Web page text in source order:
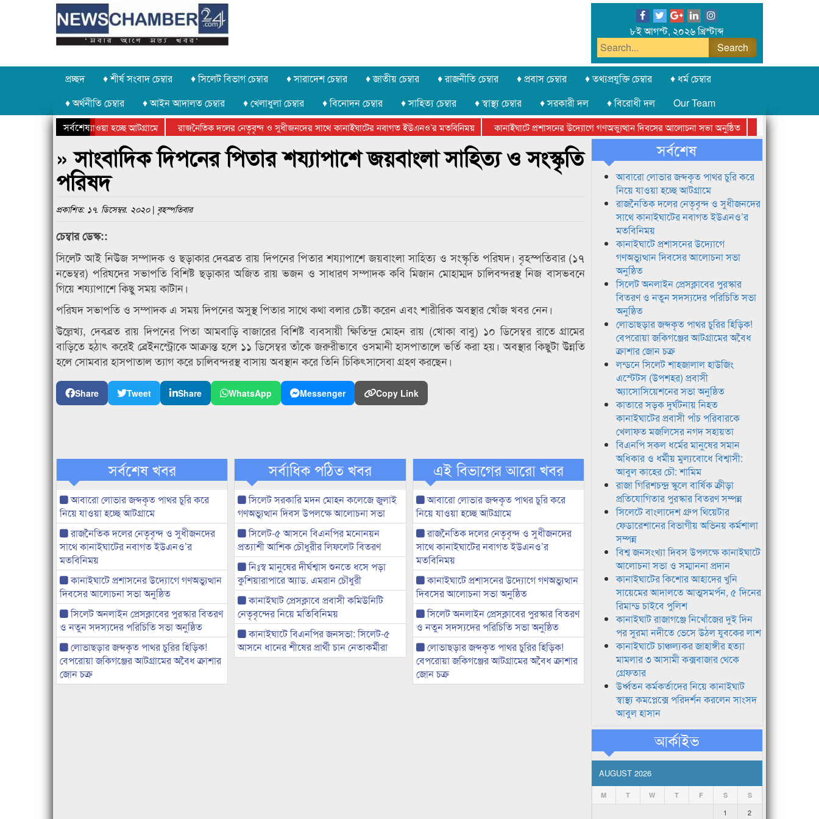
৮ই আগস্ট, ২০২৬ খ্রিস্টাব্দ
প্রচ্ছদ ♦ শীর্ষ সংবাদ চেম্বার ♦ সিলেট বিভাগ চেম্বার ♦ সারাদেশ চেম্বার ♦ জাতীয় চেম্বার ♦ রাজনীতি চেম্বার ♦ প্রবাস চেম্বার ♦ তথ্যপ্রযুক্তি চেম্বার
♦ ধর্ম চেম্বার
♦ অর্থনীতি চেম্বার
♦ আইন আদালত চেম্বার ♦ খেলাধুলা চেম্বার ♦ বিনোদন চেম্বার ♦ সাহিত্য চেম্বার ♦ স্বাস্থ্য চেম্বার ♦ সরকারী দল ♦ বিরোধী দল
Our Team
সর্বশেষ
চুরি করে নিয়ে যাওয়া হচ্ছে আটগ্রামে রাজনৈতিক দলের নেতৃবৃন্দ ও সুধীজনদের সাথে কানাইঘাটের নবাগত ইউএনও’র মতবিনিময় কানাইঘাটে প্রশাসনের উদ্যোগে গণঅভ্যুত্থান দিবসের আলোচনা সভা অনুষ্ঠিত
সিলেট অনলাইন
ক্রীড়া প্রতিযোগিতার পুরস্কার বিতরণ সম্পন্ন
সিলেটে বাংলাদেশ গ্রুপ থিয়েটার ফেডারেশানের বিভাগীয় অভিনয় কর্মশালা সম্পন্ন
» সাংবাদিক দিপনের পিতার শয্যাপাশে জয়বাংলা সাহিত্য ও সংস্কৃতি
পরিষদ
প্রকাশিত: ১৭. ডিসেম্বর. ২০২০ | বৃহস্পতিবার
চেম্বার ডেস্ক::
সিলেট আই নিউজ সম্পাদক ও ছড়াকার দেবব্রত রায় দিপনের পিতার শয্যাপাশে জয়বাংলা সাহিত্য ও সংস্কৃতি পরিষদ। বৃহস্পতিবার (১৭
নভেম্বর) পরিষদের সভাপতি বিশিষ্ট ছড়াকার অজিত রায় ভজন ও সাধারণ সম্পাদক কবি মিজান মোহাম্মদ চালিবন্দরস্থ নিজ বাসভবনে
গিয়ে শয্যাপাশে কিছু সময় কাটান।
পরিষদ সভাপতি ও সম্পাদক এ সময় দিপনের অসুস্থ পিতার সাথে কথা বলার চেষ্টা করেন এবং শারীরিক অবস্থার খোঁজ খবর নেন।
উল্লেখ্য, দেবব্রত রায় দিপনের পিতা আমবাড়ি বাজারের বিশিষ্ট ব্যবসায়ী ক্ষিতিন্দ্র মোহন রায় (খোকা বাবু) ১০ ডিসেম্বর রাতে গ্রামের
বাড়িতে হঠাৎ করেই ব্রেইনস্ট্রোকে আক্রান্ত হলে ১১ ডিসেম্বর তাঁকে জরুরীভাবে ওসমানী হাসপাতালে ভর্তি করা হয়। অবস্থার কিছুটা উন্নতি
হলে সোমবার হাসপাতাল ত্যাগ করে চালিবন্দরস্থ বাসায় অবস্থান করে তিনি চিকিৎসাসেবা গ্রহণ করছেন।
Share Tweet Share WhatsApp Messenger Copy Link
সর্বশেষ খবর
আবারো লোভার জব্দকৃত পাথর চুরি করে
নিয়ে যাওয়া হচ্ছে আটগ্রামে
রাজনৈতিক দলের নেতৃবৃন্দ ও সুধীজনদের
সাথে কানাইঘাটের নবাগত ইউএনও’র
মতবিনিময়
কানাইঘাটে প্রশাসনের উদ্যোগে গণঅভ্যুত্থান
দিবসের আলোচনা সভা অনুষ্ঠিত
সিলেট অনলাইন প্রেসক্লাবের পুরস্কার বিতরণ
ও নতুন সদস্যদের পরিচিতি সভা অনুষ্ঠিত
লোভাছড়ার জব্দকৃত পাথর চুরির হিড়িক!
বেপরোয়া জকিগঞ্জের আটগ্রামের অবৈধ ক্রাশার
জোন চক্র
সর্বাধিক পঠিত খবর
সিলেট সরকারি মদন মোহন কলেজে জুলাই
গণঅভ্যুত্থান দিবস উপলক্ষে আলোচনা সভা
সিলেট-৫ আসনে বিএনপির মনোনয়ন
প্রত্যাশী আশিক চৌধুরীর লিফলেট বিতরণ
নিঃস্ব মানুষের দীর্ঘশ্বাস শুনতে ধসে পড়া
কুশিয়ারাপারে অ্যাড. এমরান চৌধুরী
কানাইঘাট প্রেসক্লাবে প্রবাসী কমিউনিটি
নেতৃবৃন্দের নিয়ে মতিবিনিময়
কানাইঘাটে বিএনপির জনসভা: সিলেট-৫
আসনে ধানের শীষের প্রার্থী চান নেতাকর্মীরা
এই বিভাগের আরো খবর
আবারো লোভার জব্দকৃত পাথর চুরি করে
নিয়ে যাওয়া হচ্ছে আটগ্রামে
রাজনৈতিক দলের নেতৃবৃন্দ ও সুধীজনদের
সাথে কানাইঘাটের নবাগত ইউএনও’র
মতবিনিময়
কানাইঘাটে প্রশাসনের উদ্যোগে গণঅভ্যুত্থান
দিবসের আলোচনা সভা অনুষ্ঠিত
সিলেট অনলাইন প্রেসক্লাবের পুরস্কার বিতরণ
ও নতুন সদস্যদের পরিচিতি সভা অনুষ্ঠিত
লোভাছড়ার জব্দকৃত পাথর চুরির হিড়িক!
বেপরোয়া জকিগঞ্জের আটগ্রামের অবৈধ ক্রাশার
জোন চক্র
সর্বশেষ
আবারো লোভার জব্দকৃত পাথর চুরি করে
নিয়ে যাওয়া হচ্ছে আটগ্রামে
রাজনৈতিক দলের নেতৃবৃন্দ ও সুধীজনদের
সাথে কানাইঘাটের নবাগত ইউএনও’র
মতবিনিময়
কানাইঘাটে প্রশাসনের উদ্যোগে
গণঅভ্যুত্থান দিবসের আলোচনা সভা
অনুষ্ঠিত
সিলেট অনলাইন প্রেসক্লাবের পুরস্কার
বিতরণ ও নতুন সদস্যদের পরিচিতি সভা
অনুষ্ঠিত
লোভাছড়ার জব্দকৃত পাথর চুরির হিড়িক!
বেপরোয়া জকিগঞ্জের আটগ্রামের অবৈধ
ক্রাশার জোন চক্র
লন্ডনে সিলেট শাহজালাল হাউজিং
এস্টেটস (উপশহর) প্রবাসী
অ্যাসোসিয়েশনের সভা অনুষ্ঠিত
কাতারে সড়ক দুর্ঘটনায় নিহত
কানাইঘাটের প্রবাসী পাঁচ পরিবারকে
খেলাফত মজলিসের নগদ সহায়তা
বিএনপি সকল ধর্মের মানুষের সমান
অধিকার ও ধর্মীয় মুল্যবোধে বিশ্বাসী:
আবুল কাহের চৌ: শামিম
রাজা গিরিশচন্দ্র স্কুলে বার্ষিক ক্রীড়া
প্রতিযোগিতার পুরস্কার বিতরণ সম্পন্ন
সিলেটে বাংলাদেশ গ্রুপ থিয়েটার
ফেডারেশানের বিভাগীয় অভিনয় কর্মশালা
সম্পন্ন
বিশ্ব জনসংখ্যা দিবস উপলক্ষে কানাইঘাটে
আলোচনা সভা ও সম্মাননা প্রদান
কানাইঘাটের কিশোর আহাদের খুনি
সায়েমের আদালতে আত্মসমর্পন, ৫ দিনের
রিমান্ড চাইবে পুলিশ
কানাইঘাট রাজাগঞ্জে নিখোঁজের দুই দিন
পর সুরমা নদীতে ভেসে উঠল যুবকের লাশ
কানাইঘাটে চাঞ্চল্যকর জাহাঙ্গীর হত্যা
মামলার ৩ আসামী কক্সবাজার থেকে
গ্রেফতার
উর্ধ্বতন কর্মকর্তাদের নিয়ে কানাইঘাট
স্বাস্থ্য কমপ্লেক্সে পরিদর্শন করলেন সাংসদ
আবুল হাসান
আর্কাইভ
AUGUST 2026
M T W T F S S
1
2